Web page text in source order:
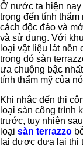
Ở nước ta hiện
trọng đến tính thẩm
cách độc đáo và
và sử dụng. Với
loại vật liệu lát nền
trong đó sàn
ưa chuộng bậc
tính thẩm mỹ của
Khi nhắc đến thi
loại sàn công trình
trước, tuy nhiên
loại sàn terrazzo
lại được đưa lại thị